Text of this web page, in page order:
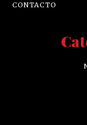
CONTACTO